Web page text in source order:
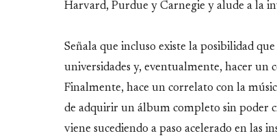
Harvard, Purdue y Carnegie y alude a la
Señala que incluso existe la posibilidad
universidades y, eventualmente, hacer un
Finalmente, hace un correlato con la
de adquirir un álbum completo sin poder
viene sucediendo a paso acelerado en las